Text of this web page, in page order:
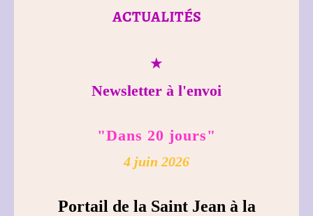
ACTUALITÉS
★
Newsletter à l'envoi
"Dans 20 jours"
4 juin 2026
Portail de la Saint Jean à la